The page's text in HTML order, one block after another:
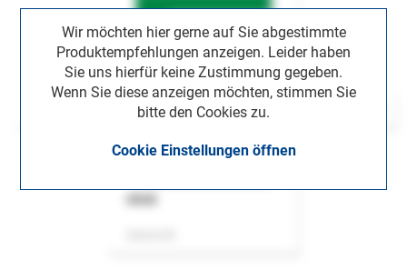
Wir möchten hier gerne auf Sie abgestimmte
Produktempfehlungen anzeigen. Leider haben
Sie uns hierfür keine Zustimmung gegeben.
Wenn Sie diese anzeigen möchten, stimmen Sie
bitte den Cookies zu.
Cookie Einstellungen öffnen